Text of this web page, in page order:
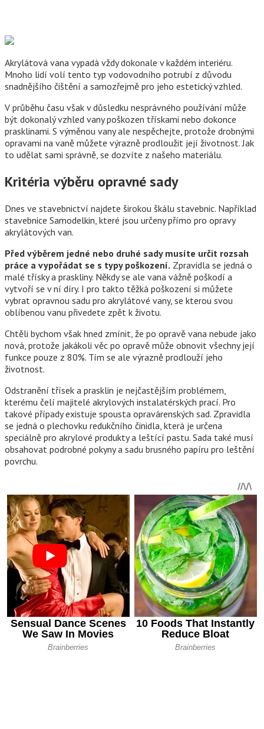
Akrylátová vana vypadá vždy dokonale v každém interiéru.
Mnoho lidí volí tento typ vodovodního potrubí z důvodu
snadnějšího čištění a samozřejmě pro jeho estetický vzhled.
V průběhu času však v důsledku nesprávného používání může
být dokonalý vzhled vany poškozen třískami nebo dokonce
prasklinami. S výměnou vany ale nespěchejte, protože drobnými
opravami na vaně můžete výrazně prodloužit její životnost. Jak
to udělat sami správně, se dozvíte z našeho materiálu.
Kritéria výběru opravné sady
Dnes ve stavebnictví najdete širokou škálu stavebnic. Například
stavebnice Samodelkin, které jsou určeny přímo pro opravy
akrylátových van.
Před výběrem jedné nebo druhé sady musíte určit rozsah
práce a vypořádat se s typy poškození. Zpravidla se jedná o
malé třísky a praskliny. Někdy se ale vana vážně poškodí a
vytvoří se v ní díry. I pro takto těžká poškození si můžete
vybrat opravnou sadu pro akrylátové vany, se kterou svou
oblíbenou vanu přivedete zpět k životu.
Chtěli bychom však hned zmínit, že po opravě vana nebude jako
nová, protože jakákoli věc po opravě může obnovit všechny její
funkce pouze z 80%. Tím se ale výrazně prodlouží jeho
životnost.
Odstranění třísek a prasklin je nejčastějším problémem,
kterému čelí majitelé akrylových instalatérských prací. Pro
takové případy existuje spousta opravárenských sad. Zpravidla
se jedná o plechovku redukčního činidla, která je určena
speciálně pro akrylové produkty a leštící pastu. Sada také musí
obsahovat podrobné pokyny a sadu brusného papíru pro leštění
povrchu.